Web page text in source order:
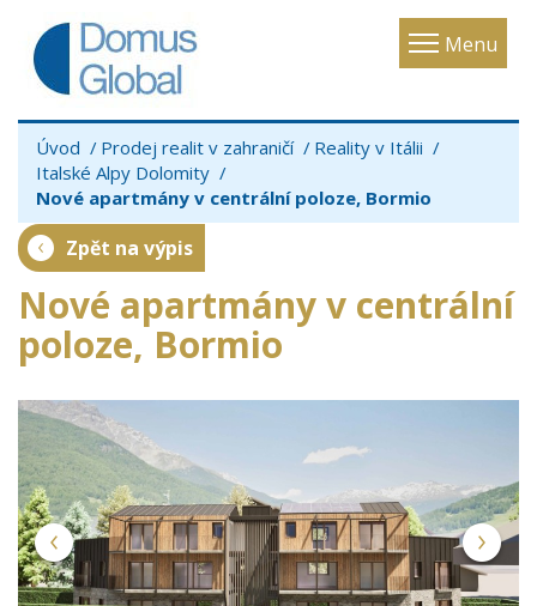
Menu
Toggle
Úvod Prodej realit v zahraničí
Reality v Itálii
Italské Alpy Dolomity
Nové apartmány v centrální poloze, Bormio
Zpět na výpis
Nové apartmány v centrální
poloze, Bormio